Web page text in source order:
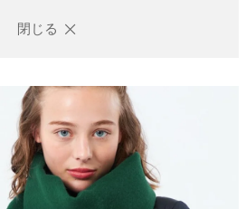
閉じる